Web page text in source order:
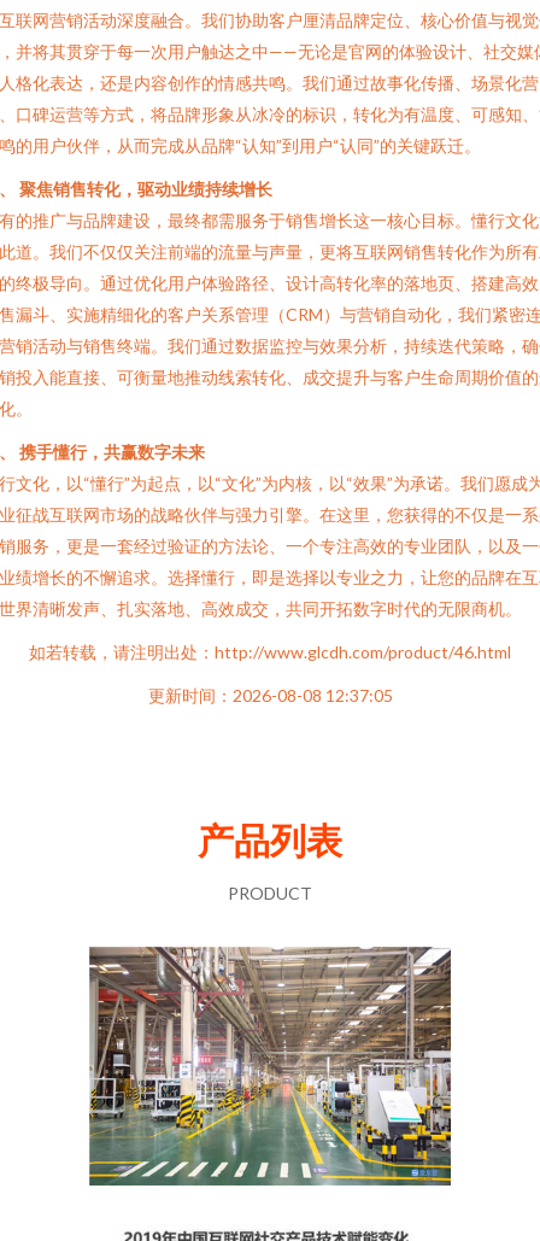
联网营销活动深度融合。我们协助客户厘清品牌定位、核心价值与视
并将其贯穿于每一次用户触达之中——无论是官网的体验设计、社交媒
格化表达，还是内容创作的情感共鸣。我们通过故事化传播、场景化营
口碑运营等方式，将品牌形象从冰冷的标识，转化为有温度、可感知
的用户伙伴，从而完成从品牌“认知”到用户“认同”的关键跃迁。
聚焦销售转化，驱动业绩持续增长
的推广与品牌建设，最终都需服务于销售增长这一核心目标。懂行文
道。我们不仅仅关注前端的流量与声量，更将互联网销售转化作为所
终极导向。通过优化用户体验路径、设计高转化率的落地页、搭建高
漏斗、实施精细化的客户关系管理（CRM）与营销自动化，我们紧密
销活动与销售终端。我们通过数据监控与效果分析，持续迭代策略，
投入能直接、可衡量地推动线索转化、成交提升与客户生命周期价值
。
携手懂行，共赢数字未来
文化，以“懂行”为起点，以“文化”为内核，以“效果”为承诺。我们愿成
征战互联网市场的战略伙伴与强力引擎。在这里，您获得的不仅是一
服务，更是一套经过验证的方法论、一个专注高效的专业团队，以及
绩增长的不懈追求。选择懂行，即是选择以专业之力，让您的品牌在
界清晰发声、扎实落地、高效成交，共同开拓数字时代的无限商机。
如若转载，请注明出处：http://www.glcdh.com/product/46.html
更新时间：2026-08-08 12:37:05
产品列表
PRODUCT